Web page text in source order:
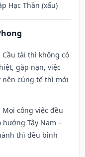
Hạc Thần (xấu)
Cầu tài thì không có
gặp nạn, việc
cúng tế thì mới
Mọi công việc đều
Tây Nam –
thì đều bình